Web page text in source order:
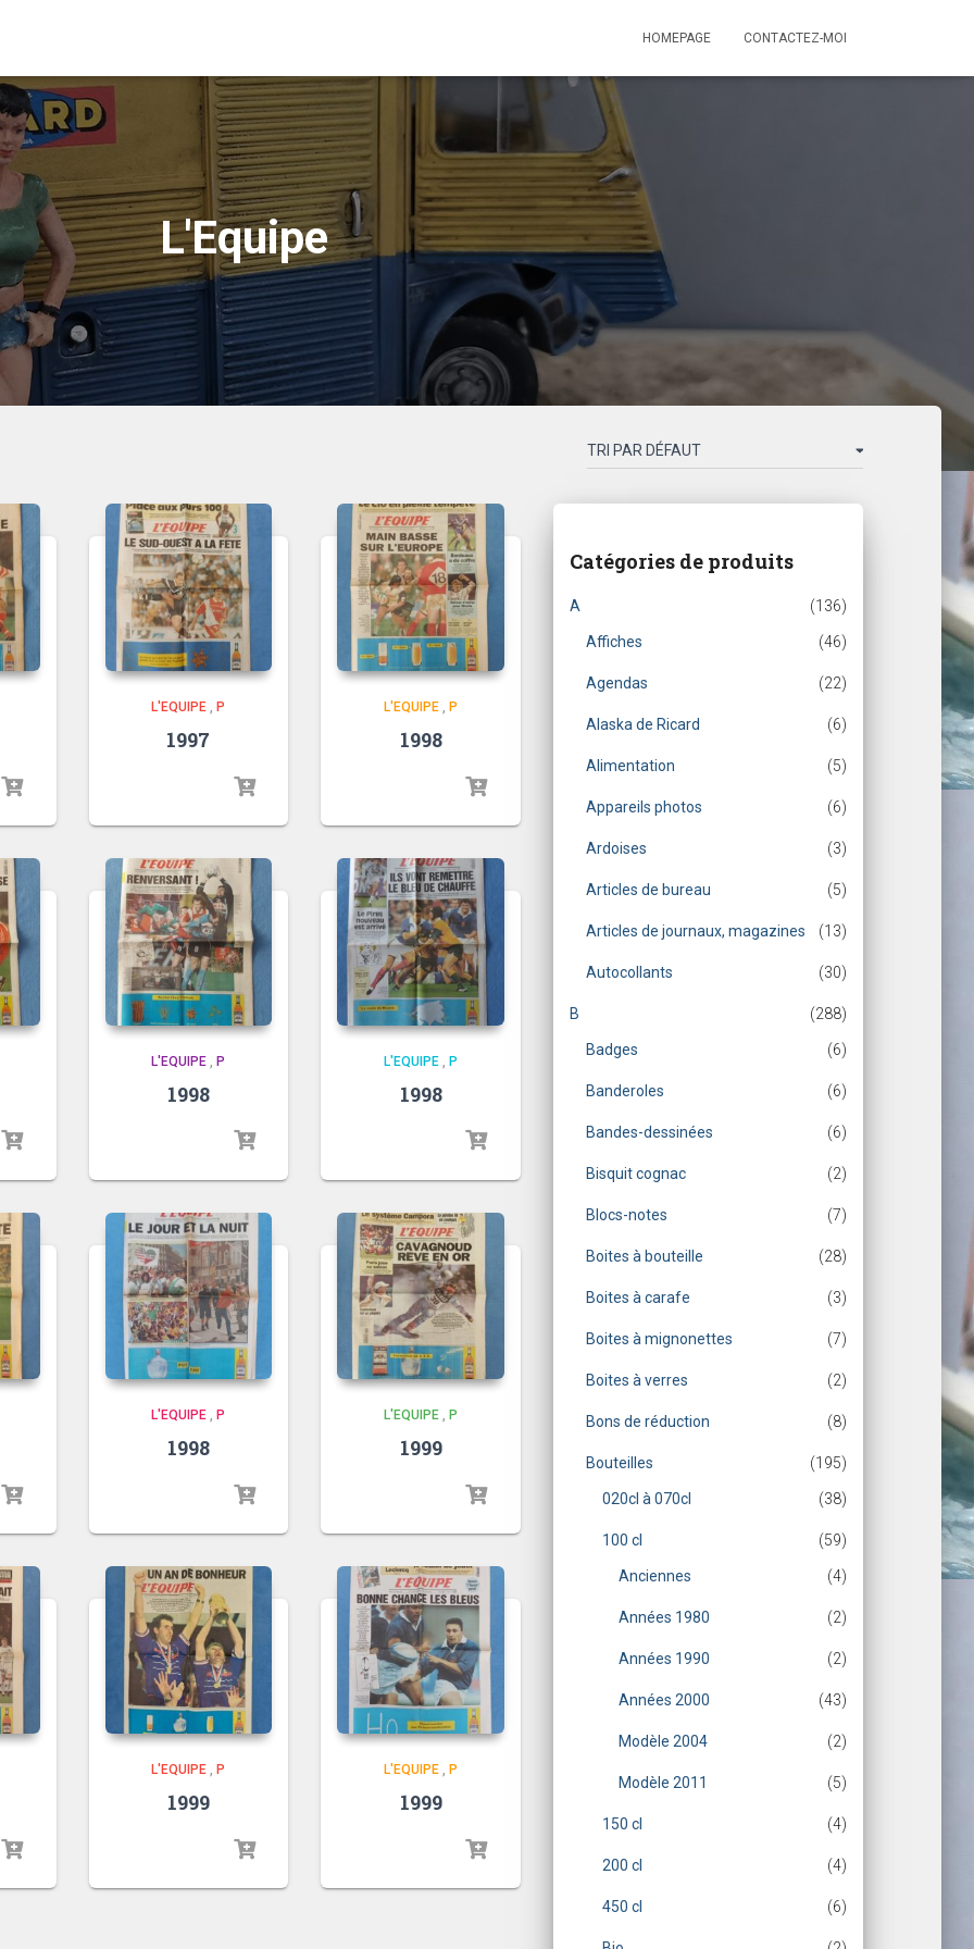
HOMEPAGE CONTACTEZ-MOI
L'Equipe
L'EQUIPE ,P
1997
L'EQUIPE ,P
1998
L'EQUIPE ,P
1998
L'EQUIPE ,P
1998
L'EQUIPE , P
1998
L'EQUIPE , P
1999
L'EQUIPE , P
1999
L'EQUIPE , P
1999
Catégories de produits
A (136)
Affiches (46)
Agendas (22)
Alaska de Ricard (6)
Alimentation (5)
Appareils photos (6)
Ardoises (3)
Articles de bureau (5)
Articles de journaux, magazines (13)
Autocollants (30)
B (288)
Badges (6)
Banderoles (6)
Bandes-dessinées (6)
Bisquit cognac (2)
Blocs-notes (7)
Boites à bouteille (28)
Boites à carafe (3)
Boites à mignonettes (7)
Boites à verres (2)
Bons de réduction (8)
Bouteilles (195)
020cl à 070cl (38)
100 cl (59)
Anciennes (4)
Années 1980 (2)
Années 1990 (2)
Années 2000 (43)
Modèle 2004 (2)
Modèle 2011 (5)
150 cl (4)
200 cl (4)
450 cl (6)